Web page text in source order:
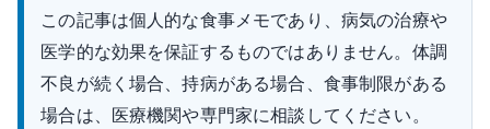
この記事は個人的な食事メモであり、病気の治療や
医学的な効果を保証するものではありません。体調
不良が続く場合、持病がある場合、食事制限がある
場合は、医療機関や専門家に相談してください。